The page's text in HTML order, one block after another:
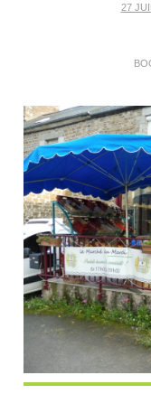
27